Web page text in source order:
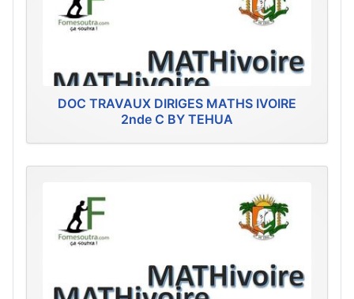
DOC TRAVAUX DIRIGES MATHS IVOIRE
2nde C BY TEHUA